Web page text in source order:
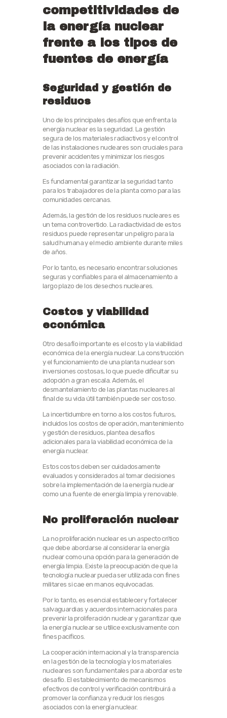
competitividades de
la energía nuclear
frente a los tipos de
fuentes de energía
Seguridad y gestión de
residuos
Uno de los principales desafíos que enfrenta la
energía nuclear es la seguridad. La gestión
segura de los materiales radiactivos y el control
de las instalaciones nucleares son cruciales para
prevenir accidentes y minimizar los riesgos
asociados con la radiación.
Es fundamental garantizar la seguridad tanto
para los trabajadores de la planta como para las
comunidades cercanas.
Además, la gestión de los residuos nucleares es
un tema controvertido. La radiactividad de estos
residuos puede representar un peligro para la
salud humana y el medio ambiente durante miles
de años.
Por lo tanto, es necesario encontrar soluciones
seguras y confiables para el almacenamiento a
largo plazo de los desechos nucleares.
Costos y viabilidad
económica
Otro desafío importante es el costo y la viabilidad
económica de la energía nuclear. La construcción
y el funcionamiento de una planta nuclear son
inversiones costosas, lo que puede dificultar su
adopción a gran escala. Además, el
desmantelamiento de las plantas nucleares al
final de su vida útil también puede ser costoso.
La incertidumbre en torno a los costos futuros,
incluidos los costos de operación, mantenimiento
y gestión de residuos, plantea desafíos
adicionales para la viabilidad económica de la
energía nuclear.
Estos costos deben ser cuidadosamente
evaluados y considerados al tomar decisiones
sobre la implementación de la energía nuclear
como una fuente de energía limpia y renovable.
No proliferación nuclear
La no proliferación nuclear es un aspecto crítico
que debe abordarse al considerar la energía
nuclear como una opción para la generación de
energía limpia. Existe la preocupación de que la
tecnología nuclear pueda ser utilizada con fines
militares si cae en manos equivocadas.
Por lo tanto, es esencial establecer y fortalecer
salvaguardias y acuerdos internacionales para
prevenir la proliferación nuclear y garantizar que
la energía nuclear se utilice exclusivamente con
fines pacíficos.
La cooperación internacional y la transparencia
en la gestión de la tecnología y los materiales
nucleares son fundamentales para abordar este
desafío. El establecimiento de mecanismos
efectivos de control y verificación contribuirá a
promover la confianza y reducir los riesgos
asociados con la energía nuclear.